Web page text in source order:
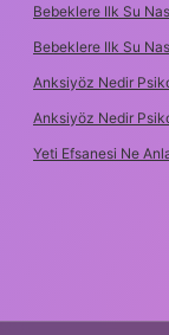
Bebeklere Ilk Su
Bebeklere Ilk Su
Anksiyöz Nedir
Anksiyöz Nedir
Yeti Efsanesi Ne